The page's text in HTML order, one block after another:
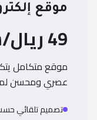
موقع
49 ريال/شهري
موقع متكامل
عصري ومحسن
تصميم تلقائي